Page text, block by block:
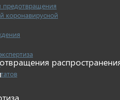
коронавирусной